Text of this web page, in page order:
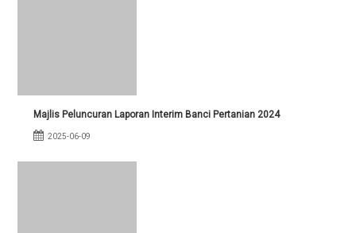
Majlis Peluncuran Laporan Interim Banci Pertanian 2024
2025-06-09